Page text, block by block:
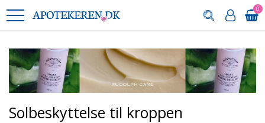
0
Solbeskyttelse til kroppen